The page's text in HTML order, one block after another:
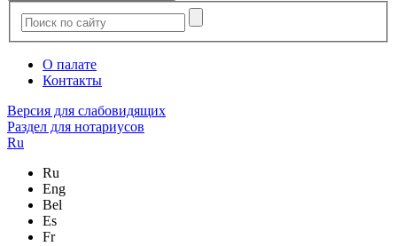
О палате
Контакты
Версия для слабовидящих
Раздел для нотариусов
Ru
Ru
Eng
Bel
Es
Fr